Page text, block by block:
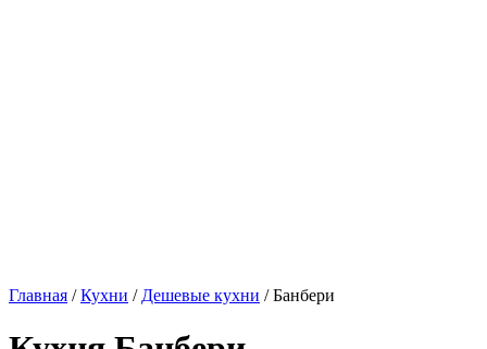
Главная /Кухни / Дешевые кухни / Банбери